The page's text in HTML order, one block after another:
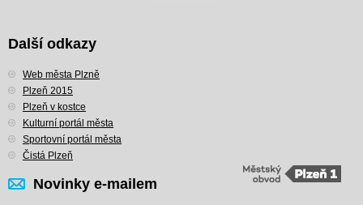
Další odkazy
Web města Plzně
Plzeň 2015
Plzeň v kostce
Kulturní portál města
Sportovní portál města
Čistá Plzeň
Novinky e-mailem